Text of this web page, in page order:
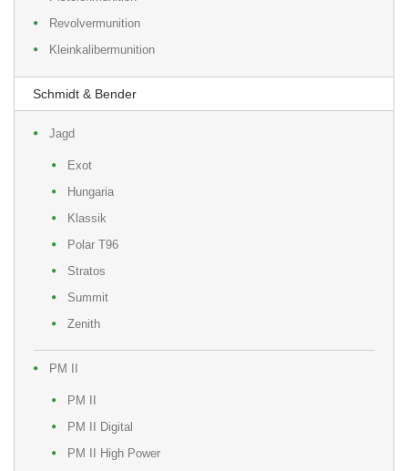
Revolvermunition
Kleinkalibermunition
Schmidt & Bender
Jagd
Exot
Hungaria
Klassik
Polar T96
Stratos
Summit
Zenith
PM II
PM II
PM II Digital
PM II High Power